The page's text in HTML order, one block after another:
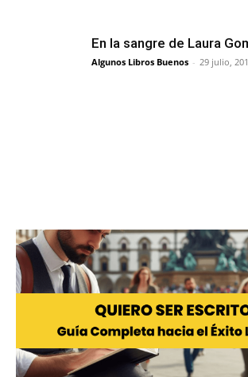
En la sangre de Laura
Algunos Libros Buenos - 29 julio,